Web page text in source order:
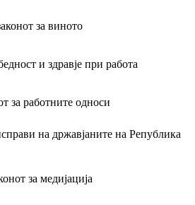
за виното
и здравје при работа
за работните односи
на државјаните на Република
за медијација